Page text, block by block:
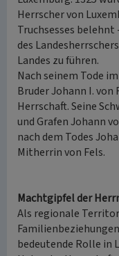
Herrscher von
Truchsesses belehnt
des
Landes zu führen.
Nach seinem Tode
Bruder Johann I.
Herrschaft. Seine
und Grafen Johann
nach dem Todes
Mitherrin von Fels.
Machtgipfel der
Als regionale
bedeutende Rolle in